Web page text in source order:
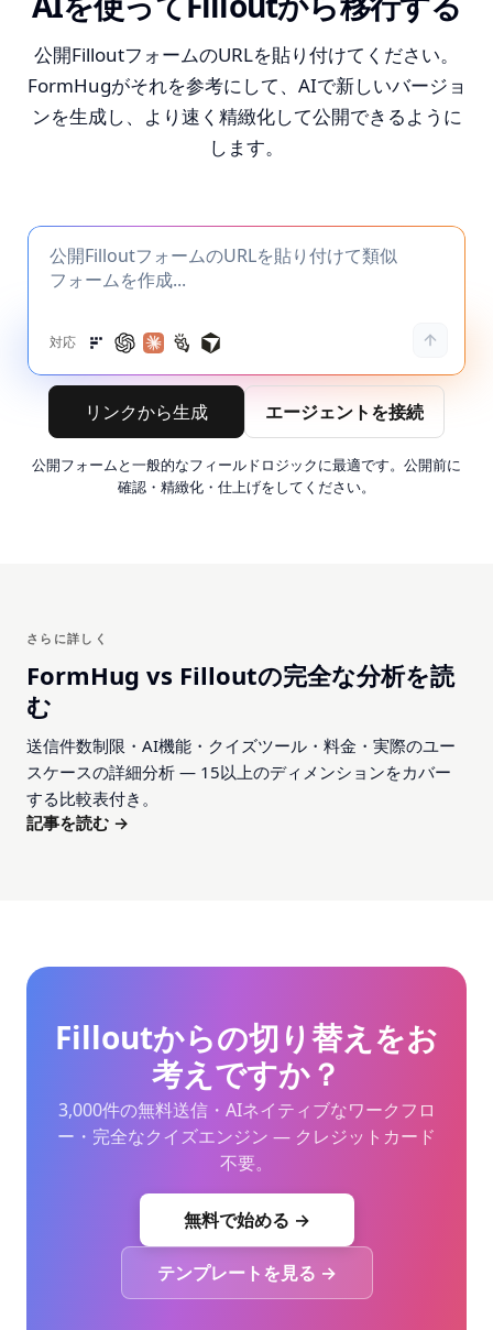
公開FilloutフォームのURLを貼り付けてください。
FormHugがそれを参考にして、AIで新しいバージョ
ンを生成し、より速く精緻化して公開できるように
します。
対応
リンクから生成 エージェントを接続
公開フォームと一般的なフィールドロジックに最適です。公開前に
確認・精緻化・仕上げをしてください。
さらに詳しく
FormHug vs Filloutの完全な分析を読
む
送信件数制限・AI機能・クイズツール・料金・実際のユー
スケースの詳細分析 — 15以上のディメンションをカバー
する比較表付き。
記事を読む →
Filloutからの切り替えをお
考えですか？
3,000件の無料送信・AIネイティブなワークフロ
ー・完全なクイズエンジン — クレジットカード
不要。
無料で始める →
テンプレートを見る →